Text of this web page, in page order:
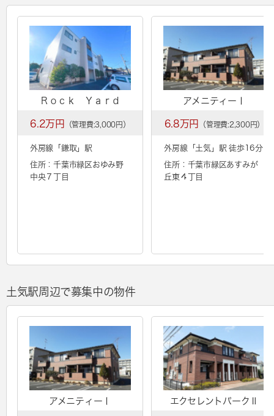
Ｒｏｃｋ Ｙａｒｄ
6.2万円 （管理費:3,000円）
外房線「 鎌取 」駅
住所：千葉市緑区おゆみ野
中央７丁目
アメニティーⅠ
6.8万円 （管理費:2,300円）
外房線「 土気 」駅 徒歩16分
住所：千葉市緑区あすみが
丘東４丁目
土気駅周辺で募集中の物件
アメニティーⅠ エクセレントパークⅡ